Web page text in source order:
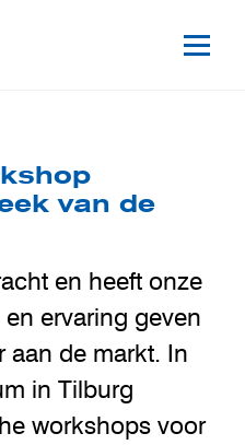
van de
en heeft onze
ervaring geven
aan de markt. In
in Tilburg
workshops voor